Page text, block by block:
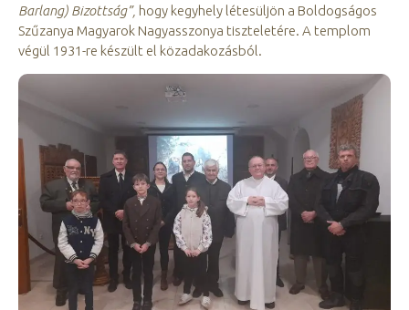
Barlang) Bizottság”, hogy kegyhely létesüljön a Boldogságos
Szűzanya Magyarok Nagyasszonya tiszteletére. A templom
végül 1931-re készült el közadakozásból.